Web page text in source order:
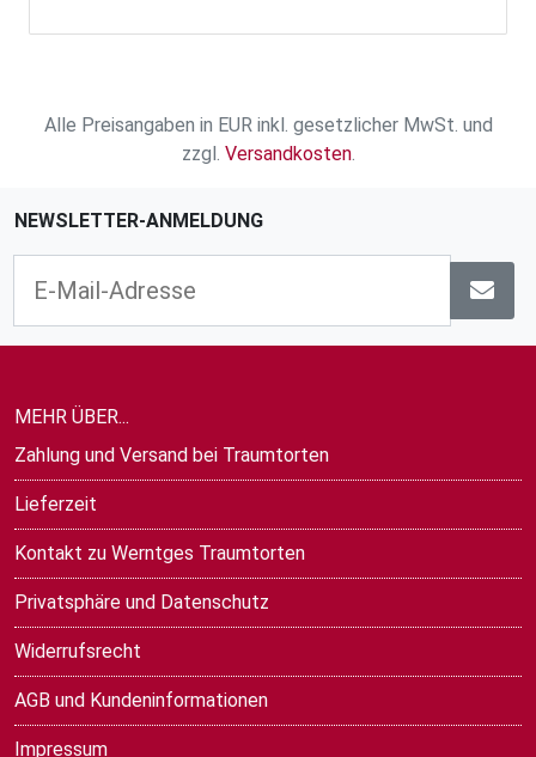
Alle Preisangaben in EUR inkl. gesetzlicher MwSt. und
zzgl. Versandkosten.
NEWSLETTER-ANMELDUNG
MEHR ÜBER...
Zahlung und Versand bei Traumtorten
Lieferzeit
Kontakt zu Werntges Traumtorten
Privatsphäre und Datenschutz
Widerrufsrecht
AGB und Kundeninformationen
Impressum